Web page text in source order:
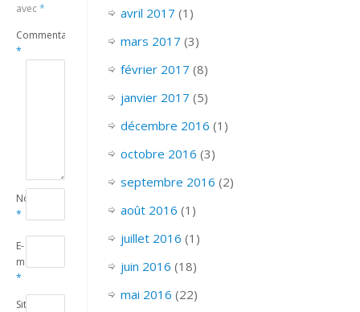
avec*
Commentaire
*
Nom
*
E-
mail
*
Site
avril 2017 (1)
mars 2017 (3)
février 2017 (8)
janvier 2017 (5)
décembre 2016 (1)
octobre 2016 (3)
septembre 2016 (2)
août 2016 (1)
juillet 2016 (1)
juin 2016 (18)
mai 2016 (22)